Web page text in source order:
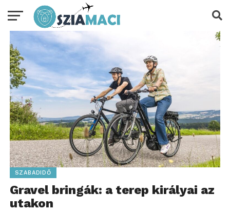
SZABADIDŐ
Gravel bringák: a terep királyai az
utakon